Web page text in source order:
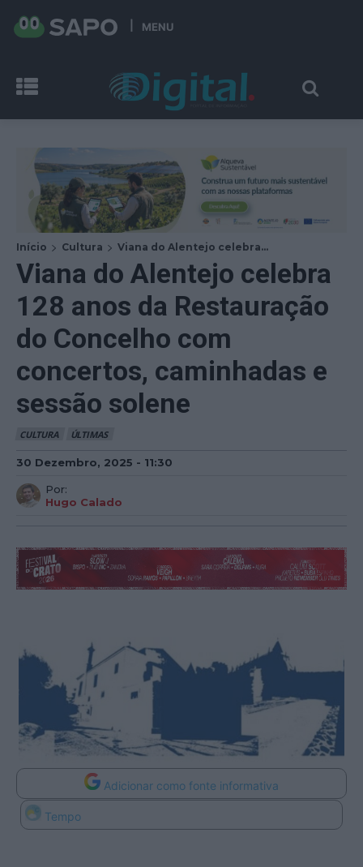
MENU
Início Cultura Viana do Alentejo celebra...
Viana do Alentejo celebra
128 anos da Restauração
do Concelho com
concertos, caminhadas e
sessão solene
CULTURA ÚLTIMAS
30 Dezembro, 2025 - 11:30
Por:
Hugo Calado
Adicionar como fonte informativa
Tempo